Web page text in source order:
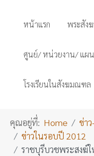
หน้าแรก พระสัง
ศูนย์/ หน่วยงาน/ แผ
โรงเรียนในสังฆมณฑล
คุณอยู่ที่: Home
ข่า
ข่าวในรอบปี 2012
ราชบุรีบวชพระสงฆ์